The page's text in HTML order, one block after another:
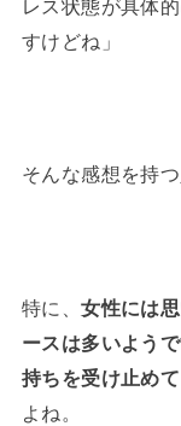
レス状態が具体
すけどね」
そんな感想を持
特に、女性には
ースは多いよう
持ちを受け止め
よね。